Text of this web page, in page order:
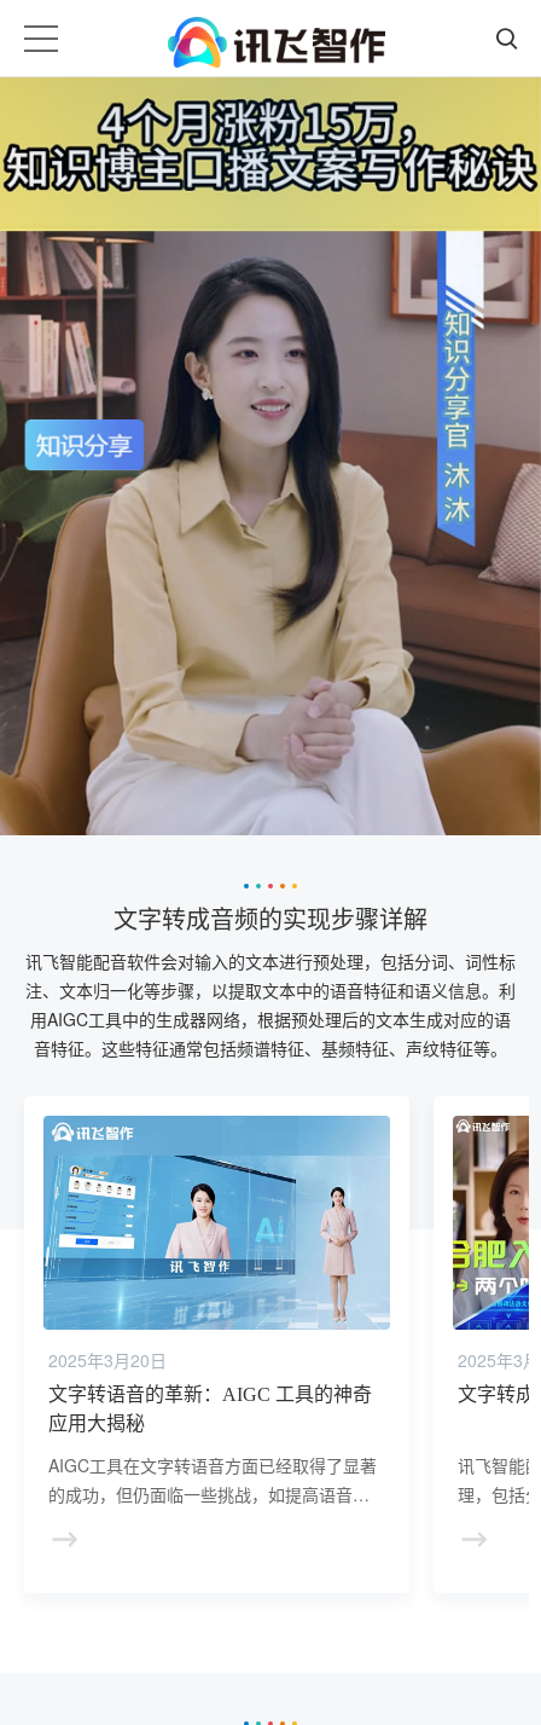
文字转成音频的实现步骤详解
讯飞智能配音软件会对输入的文本进行预处理，包括分词、词性标
注、文本归一化等步骤，以提取文本中的语音特征和语义信息。利
用AIGC工具中的生成器网络，根据预处理后的文本生成对应的语
音特征。这些特征通常包括频谱特征、基频特征、声纹特征等。
2025年3月20日
文字转语音的革新：AIGC 工具的神奇
应用大揭秘
AIGC工具在文字转语音方面已经取得了显著
的成功，但仍面临一些挑战，如提高语音识
响、提高语音合成的自然度和逼真度等。未
2025年3
文字转成
讯飞智能
理，包括
利用